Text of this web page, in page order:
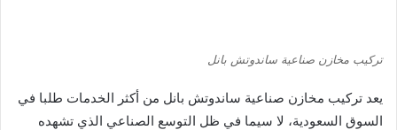
تركيب مخازن صناعية ساندوتش بانل
يعد تركيب مخازن صناعية ساندوتش بانل من أكثر الخدمات طلبا في
السوق السعودية، لا سيما في ظل التوسع الصناعي الذي تشهده